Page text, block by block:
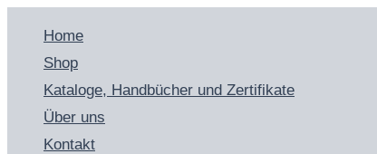
springen
Home
Shop
Kataloge, Handbücher und Zertifikate
Über uns
Kontakt